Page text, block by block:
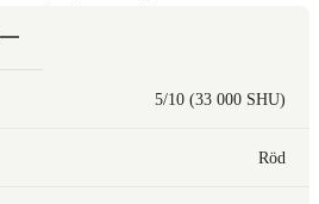
5/10 (33 000 SHU)
Röd